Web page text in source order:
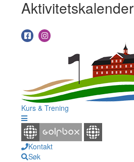
Aktivitetskalender
Kurs & Trening
Kontakt
Søk